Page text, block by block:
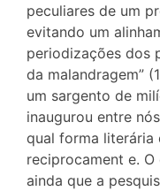
peculiares de um
evitando um
periodizações dos
da malandragem”
um sargento de
inaugurou entre
qual forma literária
reciprocament e.
ainda que a